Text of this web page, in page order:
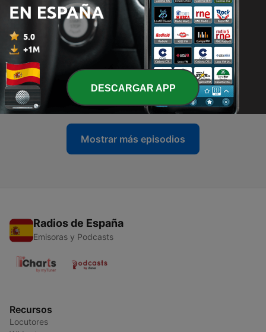
13 jul. 2026
3085
Política española: Mientras todos miraban un
escándalo… desaparecían estos otros
10 jul. 2026
3084 -
Trump, Irán y la OTAN: el conflicto que pone a
España en el punto de mira
09 jul. 2026
Mostrar más episodios
Radios de España
Emisoras y Podcasts
Recursos
Locutores
DESCARGAR APP